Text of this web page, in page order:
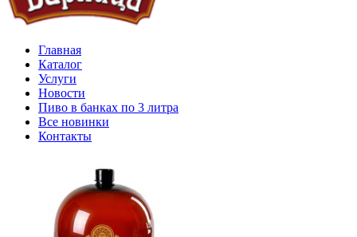
Главная
Каталог
Услуги
Новости
Пиво в банках по 3 литра
Все новинки
Контакты